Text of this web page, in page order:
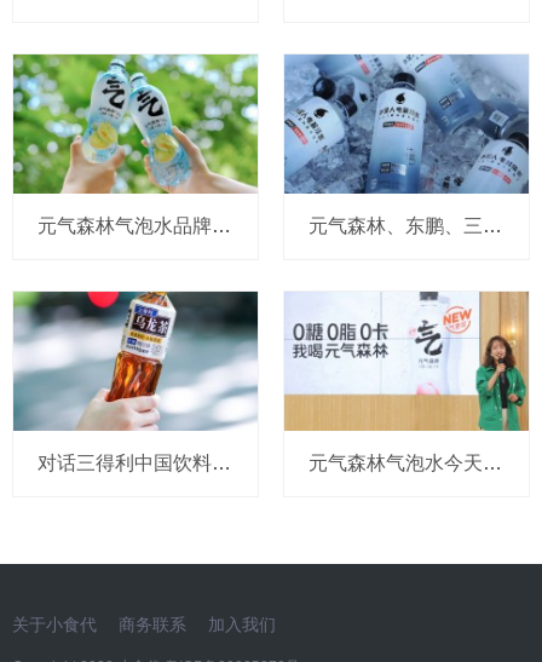
元气森林气泡水品牌负责人被指离职，气泡水还有哪些可以突破的机会？ 元气森林、东鹏、三得利、脉动…那些入局电解质水赛道的巨头们，如今怎么样了
对话三得利中国饮料高层：乌龙茶上半年增长约200%，面对价格战坚持理性竞争 元气森林气泡水今天官宣重要升级！顺道连“日系”风标签也没了
关于小食代 商务联系 加入我们